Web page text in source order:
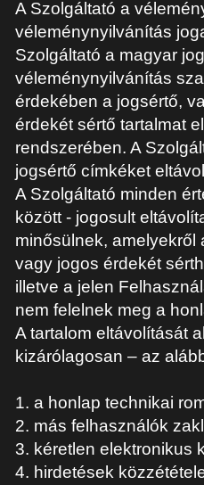
A Szolgáltató a
véleménynyilvánítás
Szolgáltató a magyar
véleménynyilvánítás
érdekében a jogsértő,
érdekét sértő tartalmat
rendszerében. A
jogsértő címkéket
A Szolgáltató minden
között - jogosult
minősülnek, amelyekről
vagy jogos érdekét
illetve a jelen
nem felelnek meg a
A tartalom eltávolítását
kizárólagosan – az
1. a honlap technikai
2. más felhasználók
3. kéretlen elektronikus
4. hirdetések